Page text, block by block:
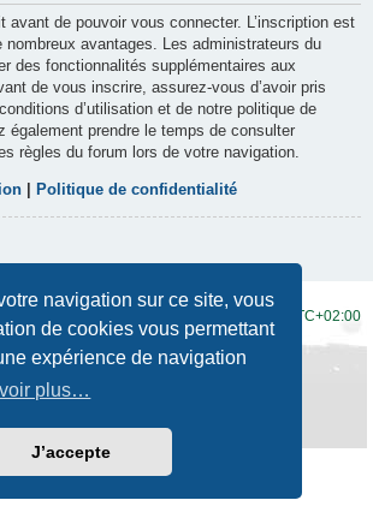
navigation sur ce site, vous
de cookies vous permettant
expérience de navigation
plus…
J’accepte
avant de pouvoir vous connecter. L’inscription est
nombreux avantages. Les administrateurs du
des fonctionnalités supplémentaires aux
de vous inscrire, assurez-vous d’avoir pris
d’utilisation et de notre politique de
également prendre le temps de consulter
règles du forum lors de votre navigation.
Politique de confidentialité
UTC+02:00
par phpBB® Forum Software © phpBB Limited
Traduction française officielle
Prosilver New Edition
Confidentialité|Conditions